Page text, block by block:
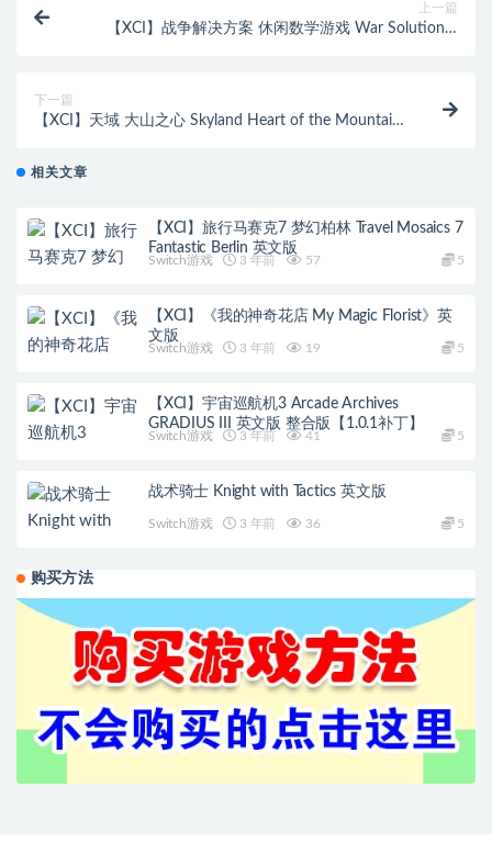
上一篇
【XCI】战争解决方案 休闲数学游戏 War Solution –
下一篇
【XCI】天域 大山之心 Skyland Heart of the Mountain
相关文章
【XCI】旅行马赛克7 梦幻柏林 Travel Mosaics 7
Fantastic Berlin 英文版
Switch游戏 3 年前 57 5
【XCI】《我的神奇花店 My Magic Florist》英
文版
Switch游戏 3 年前 19 5
【XCI】宇宙巡航机3 Arcade Archives
GRADIUS III 英文版 整合版【1.0.1补丁】
Switch游戏 3 年前 41 5
战术骑士 Knight with Tactics 英文版
Switch游戏 3 年前 36 5
购买方法